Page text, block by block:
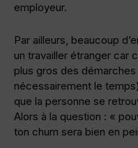
employeur.
Par ailleurs, beaucoup
un travailler étranger car
plus gros des démarches
nécessairement le
que la personne se
Alors à la question : «
ton chum sera bien en